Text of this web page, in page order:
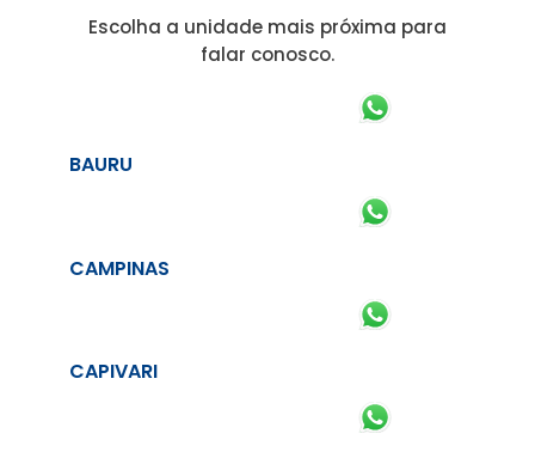
Escolha a unidade mais próxima para
falar conosco.
BAURU
CAMPINAS
CAPIVARI